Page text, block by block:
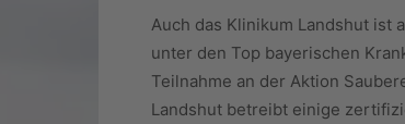
Auch das Klinikum Landshut ist
unter den Top bayerischen
Teilnahme an der Aktion
Landshut betreibt einige